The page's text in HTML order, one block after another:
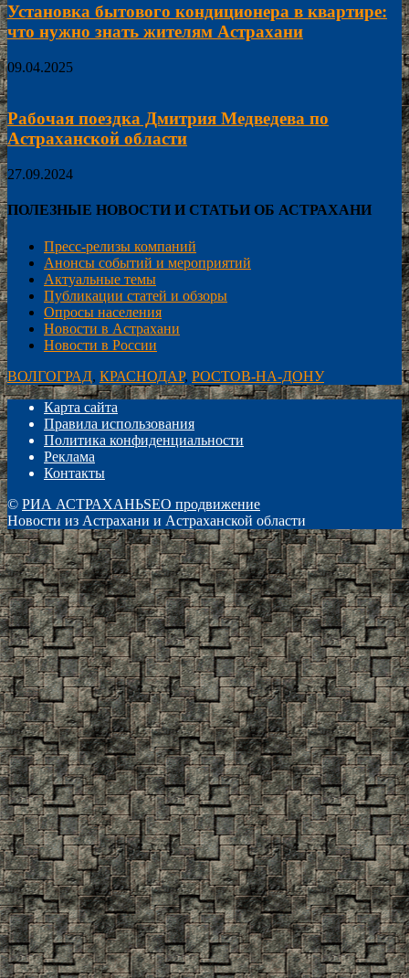
Установка бытового кондиционера в квартире:
что нужно знать жителям Астрахани
09.04.2025
Рабочая поездка Дмитрия Медведева по
Астраханской области
27.09.2024
ПОЛЕЗНЫЕ НОВОСТИ И СТАТЬИ ОБ АСТРАХАНИ
Пресс-релизы компаний
Анонсы событий и мероприятий
Актуальные темы
Публикации статей и обзоры
Опросы населения
Новости в Астрахани
Новости в России
ВОЛГОГРАД, КРАСНОДАР, РОСТОВ-НА-ДОНУ
Карта сайта
Правила использования
Политика конфиденциальности
Реклама
Контакты
© РИА АСТРАХАНЬSEO продвижение
Новости из Астрахани и Астраханской области